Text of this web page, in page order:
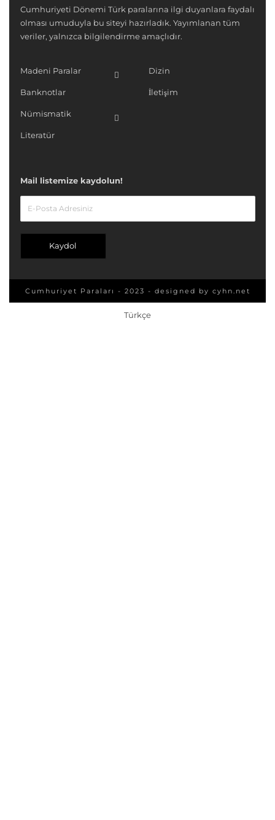
Cumhuriyeti Dönemi Türk paralarına ilgi duyanlara faydalı
olması umuduyla bu siteyi hazırladık. Yayımlanan tüm
veriler, yalnızca bilgilendirme amaçlıdır.
Madeni Paralar
Banknotlar
Nümismatik
Literatür
Dizin
İletişim
Mail listemize kaydolun!
Cumhuriyet Paraları - 2023 - designed by cyhn.net
Türkçe